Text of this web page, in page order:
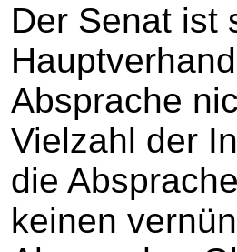
Der Senat ist
Absprache
Vielzahl der
die
keinen